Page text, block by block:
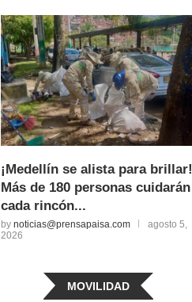
¡Medellín se alista para brillar!
Más de 180 personas cuidarán
cada rincón...
bynoticias@prensapaisa.com
agosto 5,
2026
MOVILIDAD